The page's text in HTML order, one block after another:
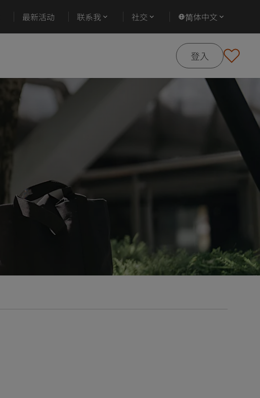
最新活动 联系我 社交 简体中文
登入